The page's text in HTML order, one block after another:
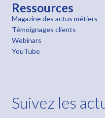
Ressources
Magazine des actus métiers
Témoignages clients
Webinars
YouTube
Suivez les